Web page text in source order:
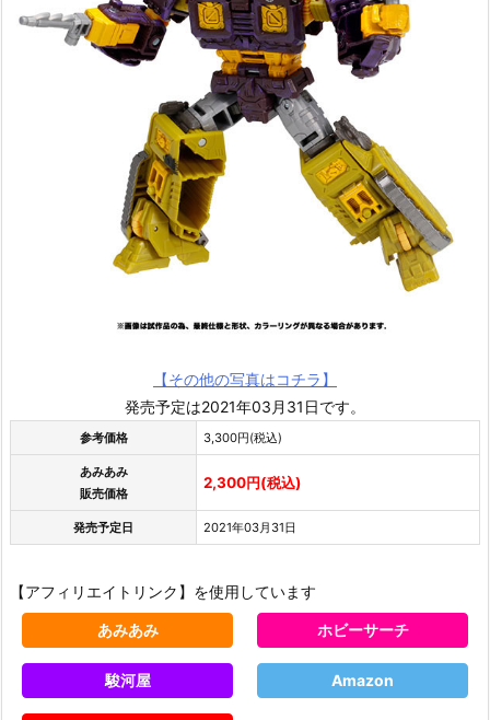
【その他の写真はコチラ】
発売予定は2021年03月31日です。
参考価格 3,300円(税込)
あみあみ
販売価格
2,300円(税込)
発売予定日 2021年03月31日
【アフィリエイトリンク】を使用しています
あみあみ ホビーサーチ
駿河屋 Amazon